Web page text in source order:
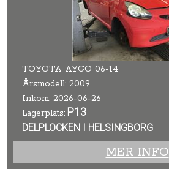
TOYOTA AYGO 06-14
Årsmodell: 2009
Inkom: 2026-06-26
Lagerplats: P13
DELPLOCKEN I HELSINGBORG
MER INFO